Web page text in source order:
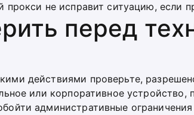
прокси не исправит ситуацию, если
перед
действиями проверьте,
или корпоративное устройство,
административные